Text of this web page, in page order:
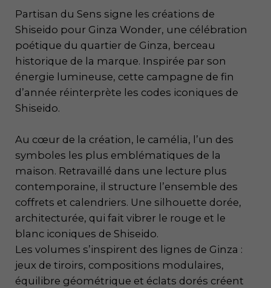
Partisan du Sens signe les créations de
Shiseido pour Ginza Wonder, une célébration
poétique du quartier de Ginza, berceau
historique de la marque. Inspirée par son
énergie lumineuse, cette campagne de fin
d’année réinterprète les codes iconiques de
Shiseido.
Au cœur de la création, le camélia, l’un des
symboles les plus emblématiques de la
maison. Retravaillé dans une lecture plus
contemporaine, il structure l’ensemble des
coffrets et calendriers. Une silhouette dorée,
architecturée, qui fait vibrer le rouge et le
blanc iconiques de Shiseido.
Les volumes s’inspirent des lignes de Ginza :
jeux de tiroirs, compositions modulaires,
équilibre géométrique et éclats dorés créent